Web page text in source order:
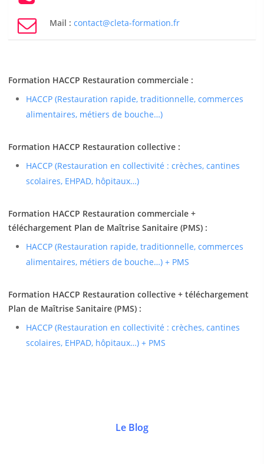
Mail : contact@cleta-formation.fr
Formation HACCP Restauration commerciale :
HACCP (Restauration rapide, traditionnelle, commerces
alimentaires, métiers de bouche…)
Formation HACCP Restauration collective :
HACCP (Restauration en collectivité : crèches, cantines
scolaires, EHPAD, hôpitaux…)
Formation HACCP Restauration commerciale +
téléchargement Plan de Maîtrise Sanitaire (PMS) :
HACCP (Restauration rapide, traditionnelle, commerces
alimentaires, métiers de bouche…) + PMS
Formation HACCP Restauration collective + téléchargement
Plan de Maîtrise Sanitaire (PMS) :
HACCP (Restauration en collectivité : crèches, cantines
scolaires, EHPAD, hôpitaux…) + PMS
Le Blog